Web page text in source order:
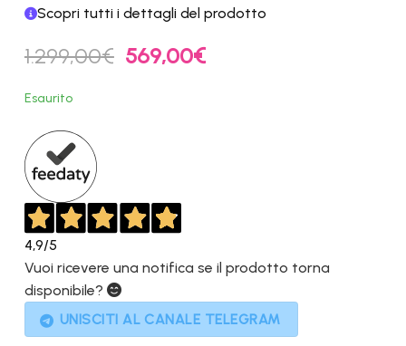
Scopri tutti i dettagli del prodotto
1.299,00€ Il
prezzo
569,00€Il
Esaurito
4,9/5
Vuoi ricevere una notifica se il prodotto torna
disponibile?
UNISCITI AL CANALE TELEGRAM